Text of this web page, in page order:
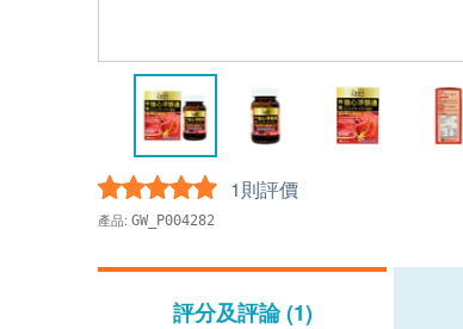
1則評價
產品: GW_P004282
評分及評論 (1)